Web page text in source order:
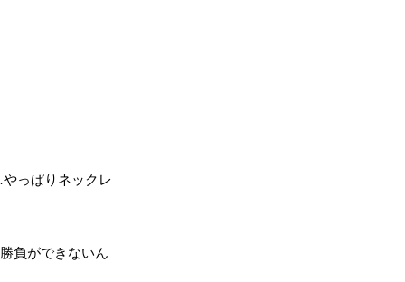
っぱりネックレ
負ができないん